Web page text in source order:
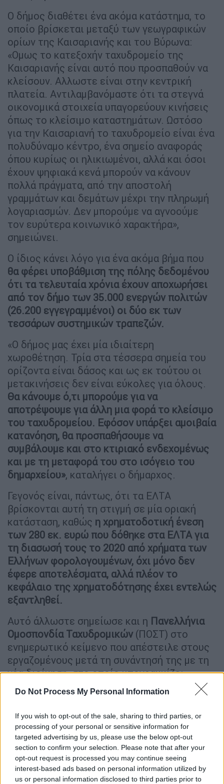
Do Not Process My Personal Information
If you wish to opt-out of the sale, sharing to third parties, or
processing of your personal or sensitive information for
targeted advertising by us, please use the below opt-out
section to confirm your selection. Please note that after your
opt-out request is processed you may continue seeing
interest-based ads based on personal information utilized by
us or personal information disclosed to third parties prior to
Ο δήμος διαθέτει ένα ακόμα κατάστημα, το
οποίο βρίσκεται μεταξύ των γεωγραφικών
ορίων της Καισαριανής και του Βύρωνα:
«Ομως το κατεξοχήν ταχυδρομείο της
Καισαριανής είναι αυτό που προσπαθούν να
κλείσουν. Αλλωστε είναι στην κεντρική
πλατεία. Αντιλαμβανόμαστε ότι τα στεγνά
οικονομικά στοιχεία υπαγορεύουν κινήσεις
όπως το κλείσιμο καταστημάτων. Ωστόσο
για την Καισαριανή το ταχυδρομείο είναι ένα
πολυδύναμο κέντρο, ένα σημείο αναφοράς
όπου κυρίως οι ηλικιωμένοι, αλλά και όσοι
έχουν ψηφιακά κενά μπορούν να κάνουν
πολλά πράγματα, από την αποστολή
γραμμάτων και δεμάτων μέχρι την πληρωμή
λογαριασμών. Δεν μπορούμε να αγνοούμε
τον ευρύτερα κοινωνικό χαρακτήρα»,
σημειώνει.
Ο ίδιος κάνει λόγο για ένα ακόμα βήμα που
θα φέρει υποβάθμιση της πόλης δεδομένου
ότι τα τελευταία χρόνια έχουν αποχωρήσει
από τον δήμο των 35.000 ενεργών πολιτών
(26.200 εγγεγραμμένοι) οι δύο εκ των
τεσσάρων συστημικών τραπεζών.
«Ο δήμος μας έχει μία ιδιαίτερη
χωροθέτηση. Τρία στα τέσσερα σημεία του
ορίζοντα είναι δάσος και ως εκ τούτου οι
μετακινήσεις δεν είναι εύκολες για όλους.
Θα κάνουμε ό,τι μπορούμε για να
αποτρέψουμε για άλλη μια φορά το κλείσιμο
του ταχυδρομείου. Εφόσον υπάρξει αμοιβαία
κατανόηση, θα προσπαθήσουμε να
συμβάλουμε και στο κτιριακό ενδεχομένως
και με τη μεταφορά του στο ισόγειο του
δημαρχείου», καταλήγει ο δήμαρχος.
Γεγονός είναι, πάντως, ότι τα ΕΛΤΑ
βρίσκονται αυτή τη στιγμή σε μία οριακή
κατάσταση, καθώς η χρηματοδοτική ένεση
των 280 εκ. ευρώ που δόθηκε στα ΕΛΤΑ για
τη διασωσή τους το 2020 από χρήματα των
Ελλήνων φορολογουμένων, όχι μόνο δεν
έφερε αποτελέσματα, αλλά πλέον το
κεφάλαιο της χρηματοδότησης έχει εντελώς
εξαντληθεί.
Αυτό άλλωστε σημείωσε και η Πανελλήνια
Ομοσπονδία Ταχυδρομικών (ΠΟΣΤ) στο
ενημερωτικό κείμενο που απέστειλε στους
εργαζομένους μετά τη συνάντησή της με τη
νέα διοίκηση, στο οποίο υπογραμμίζει
μεταξύ άλλων: «Το κεφάλαιο της
χρηματοδότησης έχει εξαντληθεί. Η Εταιρία
εμφανίζει σημαντικό οικονομικό έλλειμμα
λειτουργίας, το οποίο είναι ζήτημα
επιβίωσης να αντιμετωπιστεί άμεσα. Ο
χρόνος δυνατότητας παρέμβασης για τη
διάσωση των ΕΛΤΑ είναι μικρός και μετράει
αντίστροφα».